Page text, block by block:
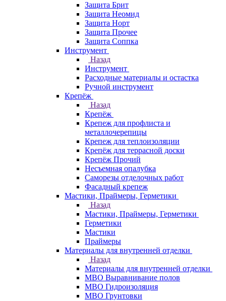
Защита Брит
Защита Неомид
Защита Норт
Защита Прочее
Защита Соппка
Инструмент
Назад
Инструмент
Расходные материалы и остастка
Ручной инструмент
Крепёж
Назад
Крепёж
Крепеж для профлиста и
металлочерепицы
Крепеж для теплоизоляции
Крепёж для террасной доски
Крепёж Прочий
Несъемная опалубка
Саморезы отделочных работ
Фасадный крепеж
Мастики, Праймеры, Герметики
Назад
Мастики, Праймеры, Герметики
Герметики
Мастики
Праймеры
Материалы для внутренней отделки
Назад
Материалы для внутренней отделки
МВО Выравнивание полов
МВО Гидроизоляция
МВО Грунтовки